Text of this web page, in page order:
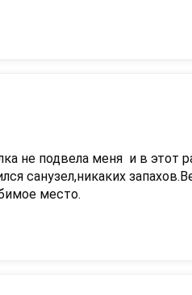
не подвела меня  и в этот
санузел,никаких
место.